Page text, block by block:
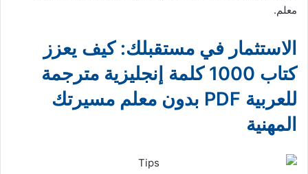
معلم.
الاستثمار في مستقبلك: كيف يعزز
كتاب 1000 كلمة إنجليزية مترجمة
للعربية PDF بدون معلم مسيرتك
المهنية